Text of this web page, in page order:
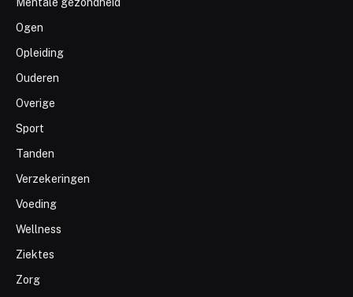
Mentale gezondheid
Ogen
Opleiding
Ouderen
Overige
Sport
Tanden
Verzekeringen
Voeding
Wellness
Ziektes
Zorg